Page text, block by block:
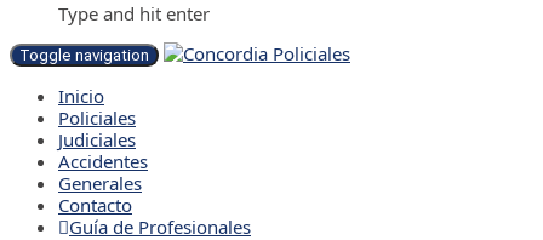
Type and hit enter
Toggle navigation
Inicio
Policiales
Judiciales
Accidentes
Generales
Contacto
Guía de Profesionales